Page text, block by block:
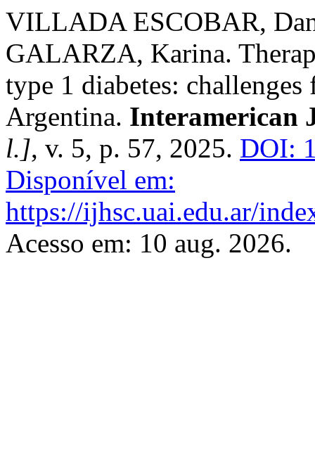
VILLADA ESCOBAR,
GALARZA, Karina.
type 1 diabetes:
Argentina. Interamerican
l.], v. 5, p. 57, 2025. DOI:
Disponível em:
https://ijhsc.uai.edu.ar/
Acesso em: 10 aug. 2026.